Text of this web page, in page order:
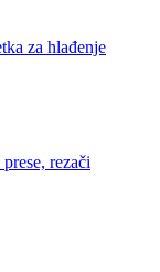
za hlađenje
rezači